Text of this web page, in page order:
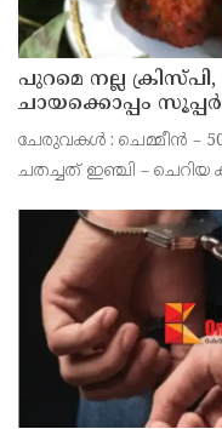
പുറമെ നല്ല
ചായക്കൊപ്പം
ചേരുവകൾ : ചെമ്മീൻ –
ചതച്ചത് ഇഞ്ചി –
ടീസ്പൂൺ പെരുംജീരകം –